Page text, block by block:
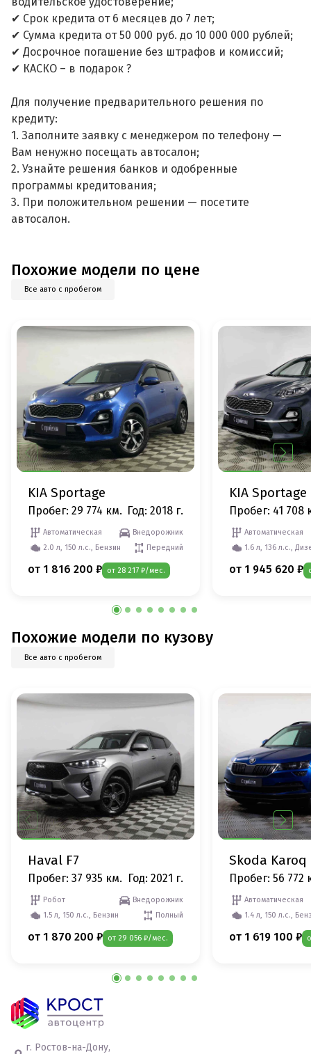
✔ Срок кредита от 6 месяцев до 7 лет;
✔ Сумма кредита от 50 000 руб. до 10 000 000 рублей;
✔ Досрочное погашение без штрафов и комиссий;
✔ КАСКО – в подарок ?
Для получение предварительного решения по
кредиту:
1. Заполните заявку с менеджером по телефону —
Вам ненужно посещать автосалон;
2. Узнайте решения банков и одобренные
программы кредитования;
3. При положительном решении — посетите
автосалон.
Похожие модели по цене
Все авто с пробегом
KIA Sportage
Пробег: 29 774 км. Год: 2018 г.
Автоматическая
Внедорожник
2.0 л, 150 л.с., Бензин
Передний
от 1 816 200 ₽ от 28 217 ₽/мес.
KIA Sportage
Пробег: 41 708
Автоматическая
1.6 л, 136 л.с.,
от 1 945 620 ₽
Похожие модели по кузову
Все авто с пробегом
Haval F7
Пробег: 37 935 км. Год: 2021 г.
Робот
Внедорожник
1.5 л, 150 л.с., Бензин
Полный
от 1 870 200 ₽ от 29 056 ₽/мес.
Skoda Karoq
Пробег: 56 772
Автоматическая
1.4 л, 150 л.с.,
от 1 619 100 ₽
г. Ростов-на-Дону,